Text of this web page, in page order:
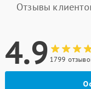
Отзывы
4.9 1799